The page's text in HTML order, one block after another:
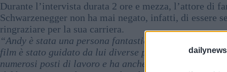
Durante l’intervista durata 2 ore e mezza, l’attore di
Schwarzenegger non ha mai negato, infatti, di essere
ringraziare per la sua carriera.
“Andy è stata una persona fantastica È stato molto
film è stato guidato da lui diverse produzioni
numerosi posti di lavoro e ha anche migliorato